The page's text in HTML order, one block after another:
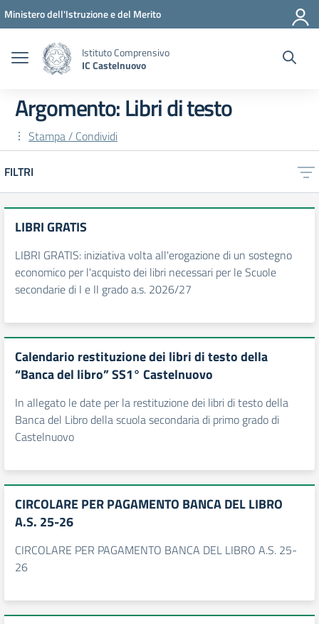
Vai ai contenuti
Vai al menu di navigazione
Vai al footer
Ministero dell'Istruzione e del Merito
Istituto Comprensivo
IC Castelnuovo
Argomento: Libri di testo
Stampa / Condividi
FILTRI
LIBRI GRATIS
LIBRI GRATIS: iniziativa volta all'erogazione di un sostegno
economico per l'acquisto dei libri necessari per le Scuole
secondarie di I e II grado a.s. 2026/27
Calendario restituzione dei libri di testo della
“Banca del libro” SS1° Castelnuovo
In allegato le date per la restituzione dei libri di testo della
Banca del Libro della scuola secondaria di primo grado di
Castelnuovo
CIRCOLARE PER PAGAMENTO BANCA DEL LIBRO
A.S. 25-26
CIRCOLARE PER PAGAMENTO BANCA DEL LIBRO A.S. 25-
26